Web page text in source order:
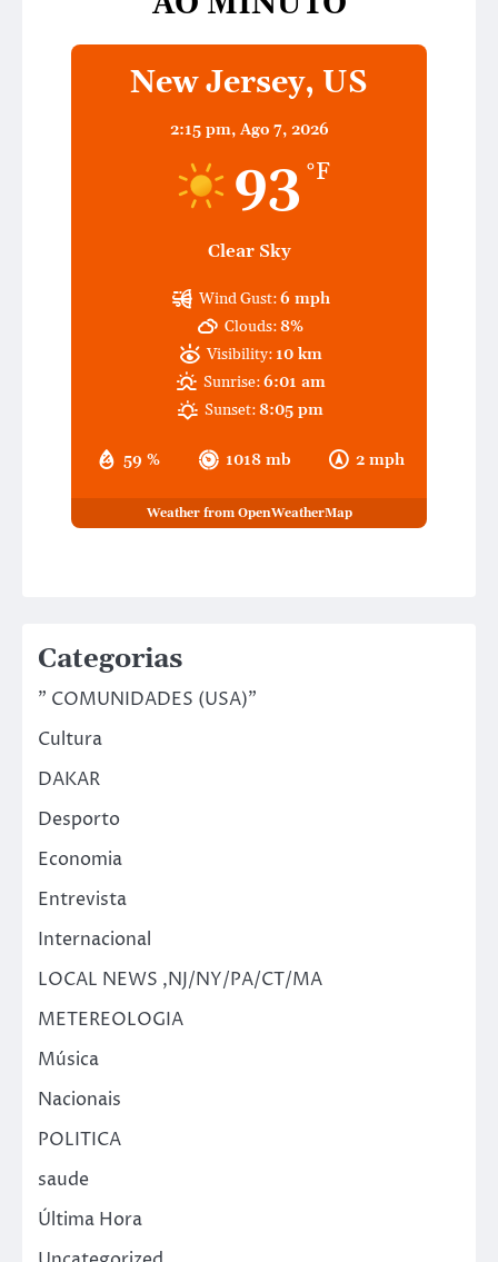
New Jersey, US
2:15 pm, Ago 7, 2026
93 °F
Clear Sky
59 % 1018 mb 2 mph
Wind Gust:6 mph
Clouds:8%
Visibility: 10 km
Sunrise:6:01 am
Sunset:8:05 pm
Weather from OpenWeatherMap
Categorias
" COMUNIDADES (USA)"
Cultura
DAKAR
Desporto
Economia
Entrevista
Internacional
LOCAL NEWS ,NJ/NY/PA/CT/MA
METEREOLOGIA
Música
Nacionais
POLITICA
saude
Última Hora